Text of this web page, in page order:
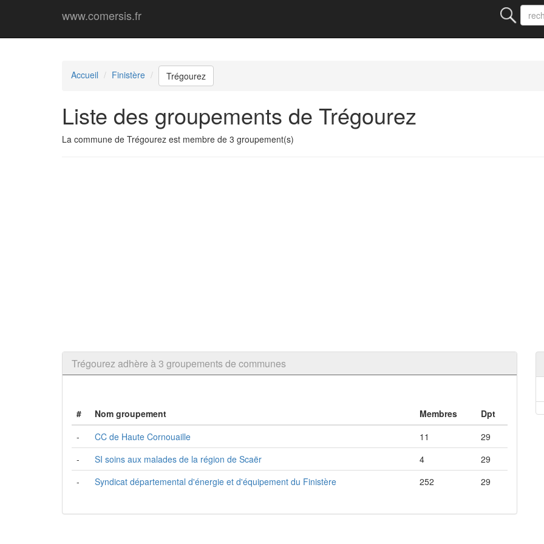
www.comersis.fr
Accueil Finistère Trégourez
Liste des groupements de Trégourez
La commune de Trégourez est membre de 3 groupement(s)
Trégourez adhère à 3 groupements de communes
# Nom groupement Membres
Dpt
-
CC de Haute Cornouaille 11
29
-
SI soins aux malades de la région de Scaër 4
29
-
Syndicat départemental d'énergie et d'équipement du Finistère 252 29